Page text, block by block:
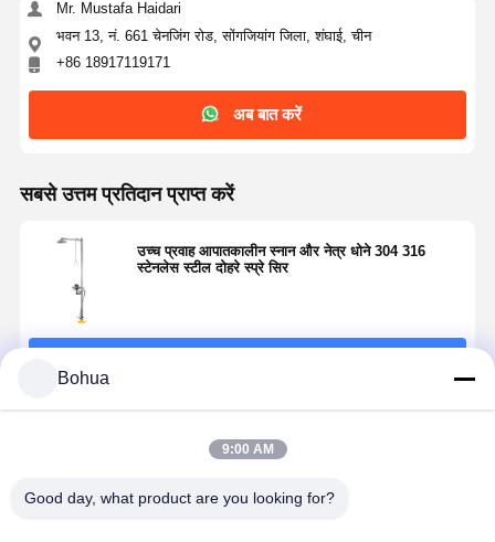
Mr. Mustafa Haidari
भवन 13, नं. 661 चेनजिंग रोड, सोंगजियांग जिला, शंघाई, चीन
+86 18917119171
अब बात करें
सबसे उत्तम प्रतिदान प्राप्त करें
उच्च प्रवाह आपातकालीन स्नान और नेत्र धोने 304 316
स्टेनलेस स्टील दोहरे स्प्रे सिर
Bohua
9:00 AM
Good day, what product are you looking for?